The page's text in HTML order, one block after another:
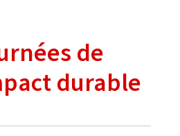
de
durable